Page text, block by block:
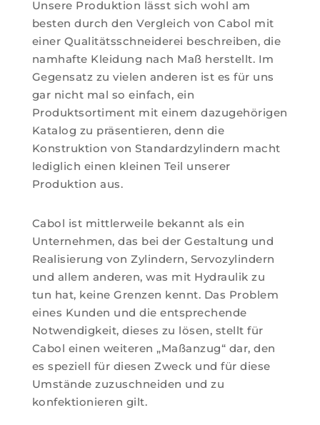
Unsere Produktion lässt sich wohl am
besten durch den Vergleich von Cabol mit
einer Qualitätsschneiderei beschreiben, die
namhafte Kleidung nach Maß herstellt. Im
Gegensatz zu vielen anderen ist es für uns
gar nicht mal so einfach, ein
Produktsortiment mit einem dazugehörigen
Katalog zu präsentieren, denn die
Konstruktion von Standardzylindern macht
lediglich einen kleinen Teil unserer
Produktion aus.
Cabol ist mittlerweile bekannt als ein
Unternehmen, das bei der Gestaltung und
Realisierung von Zylindern, Servozylindern
und allem anderen, was mit Hydraulik zu
tun hat, keine Grenzen kennt. Das Problem
eines Kunden und die entsprechende
Notwendigkeit, dieses zu lösen, stellt für
Cabol einen weiteren „Maßanzug“ dar, den
es speziell für diesen Zweck und für diese
Umstände zuzuschneiden und zu
konfektionieren gilt.